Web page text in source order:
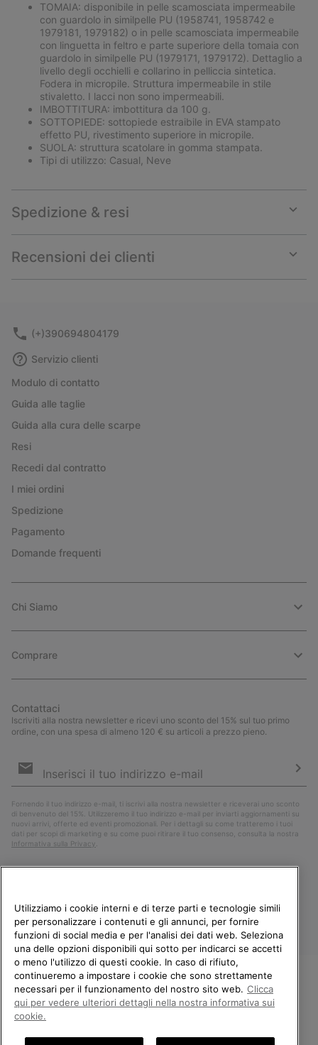
TOMAIA: disponibile in pelle scamosciata impermeabile
con guardolo in similpelle PU (1958741, 1958742 e
1979181, 1979182) o in pelle scamosciata impermeabile
con linguetta in feltro e parte superiore della tomaia con
guardolo in similpelle PU (1979171, 1979172). Dettaglio a
livello degli occhielli e collarino in pelliccia sintetica.
Fodera in micropile. Struttura impermeabile in stile
stivaletto. I lacci non sono impermeabili.
IMBOTTITURA: imbottitura da 100 g.
SOTTOPIEDE: sottopiede estraibile in EVA stampato
effetto PU, rivestimento superiore in micropile.
SUOLA: struttura scatolare in gomma stampata.
Tipi di utilizzo: Casual, Neve
Spedizione & resi
or
Recensioni dei clienti
or
(+)390694804179
Servizio clienti
Modulo di contatto
Guida alle taglie
Guida alla cura delle scarpe
Resi
Recedi dal contratto
I miei ordini
Spedizione
Pagamento
Domande frequenti
Chi Siamo
Comprare
Contattaci
Iscriviti alla nostra newsletter e ricevi uno sconto del 15% sul tuo primo
ordine, con una spesa di almeno 120 € su articoli a prezzo pieno.
e-
Fornendo il tuo indirizzo e-mail, ti iscrivi alla nostra newsletter e riceverai uno sconto
di benvenuto del 15%. Utilizzeremo il tuo indirizzo e-mail per inviarti aggiornamenti su
nuovi arrivi, offerte ed eventi promozionali. Per i dettagli su come tratteremo i tuoi
dati per scopi di marketing e su come puoi ritirare il tuo consenso, consulta la nostra
Informativa sulla Privacy
Italia
©2026Columbia Sportswear Company. Avenue des Morgines, 12 1213
Petit-Lancy Switzerland. Tutti i diritti riservati.
Politica sulla privacy Termini di utilizzo
BENVENUTO/A IN SOREL.
SELEZIONA IL TUO PAESE DI
Utilizziamo i cookie interni e di terze parti e tecnologie simili
per personalizzare i contenuti e gli annunci, per fornire
funzioni di social media e per l'analisi dei dati web. Seleziona
una delle opzioni disponibili qui sotto per indicarci se accetti
o meno l'utilizzo di questi cookie. In caso di rifiuto,
continueremo a impostare i cookie che sono strettamente
necessari per il funzionamento del nostro sito web. Clicca
qui per vedere ulteriori dettagli nella nostra informativa sui
cookie.